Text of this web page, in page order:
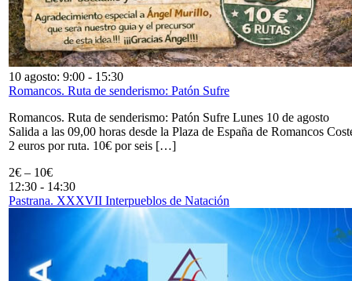
10 agosto: 9:00 - 15:30
Romancos. Ruta de senderismo: Patón Sufre
Romancos. Ruta de senderismo: Patón Sufre Lunes 10 de agosto
Salida a las 09,00 horas desde la Plaza de España de Romancos
2 euros por ruta. 10€ por seis […]
2€ – 10€
12:30 - 14:30
Pastrana. XXXVII Interpueblos de Natación